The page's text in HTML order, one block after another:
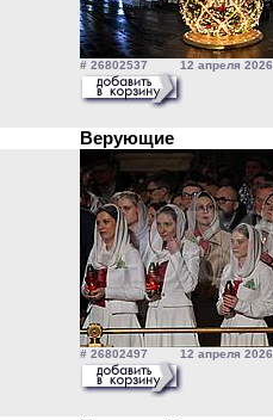
# 26802537 12 апреля 2026
Верующие
# 26802497 12 апреля 2026